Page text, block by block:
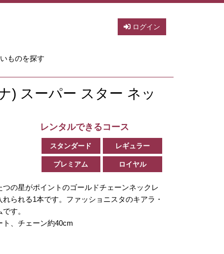
ログイン
ものを探す
) スーパー スター ネッ
レンタルできるコース
スタンダード レギュラー
プレミアム ロイヤル
の星がポイントのゴールドチェーンネックレ
られる1本です。ファッショニスタのキアラ・
す。
ト、チェーン約40cm